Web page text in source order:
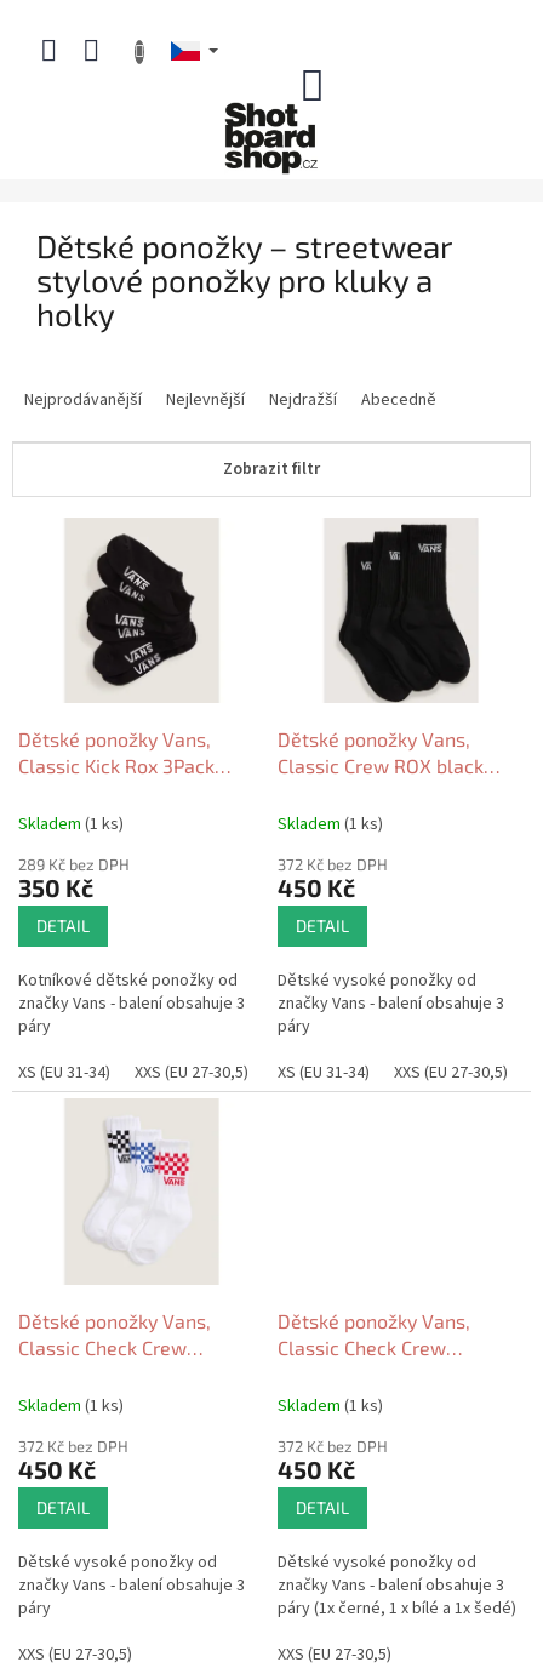
obsah
Dětské ponožky – streetwear
stylové ponožky pro kluky a
holky
e
í
Nejprodávanější Nejlevnější Nejdražší Abecedně
Zobrazit filtr
d
u
t
Dětské ponožky Vans,
Classic Kick Rox 3Pack
Skladem (1 ks)
289 Kč bez DPH
350 Kč
DETAIL
Kotníkové dětské ponožky od
značky Vans - balení obsahuje 3
páry
XS (EU 31-34)
XXS (EU 27-30,5)
Dětské ponožky Vans,
Classic Crew ROX black
Skladem (1 ks)
372 Kč bez DPH
450 Kč
DETAIL
Dětské vysoké ponožky od
značky Vans - balení obsahuje 3
páry
XS (EU 31-34)
XXS (EU 27-30,5)
Dětské ponožky Vans,
Classic Check Crew
Skladem (1 ks)
372 Kč bez DPH
450 Kč
DETAIL
Dětské vysoké ponožky od
značky Vans - balení obsahuje 3
páry
XXS (EU 27-30,5)
Dětské ponožky Vans,
Classic Check Crew
black/white 2026
Skladem (1 ks)
372 Kč bez DPH
450 Kč
DETAIL
Dětské vysoké ponožky od
značky Vans - balení obsahuje 3
páry (1x černé, 1 x bílé a 1x šedé)
XXS (EU 27-30,5)